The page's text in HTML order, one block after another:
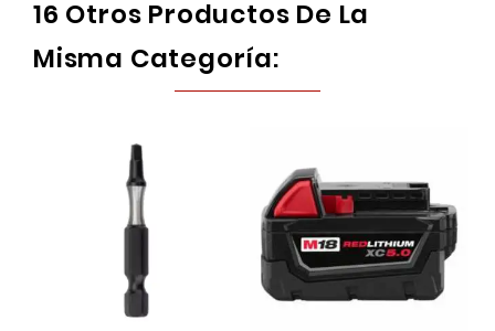
16 Otros Productos De La
Misma Categoría: